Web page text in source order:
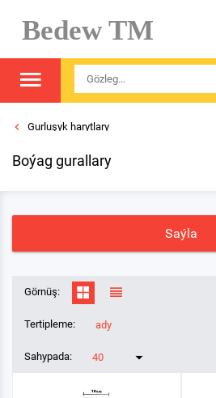
Bedew TM
Gurluşyk harytlary
Boýag gurallary
Saýla
Görnüş:
Tertipleme: ady
Sahypada: 40